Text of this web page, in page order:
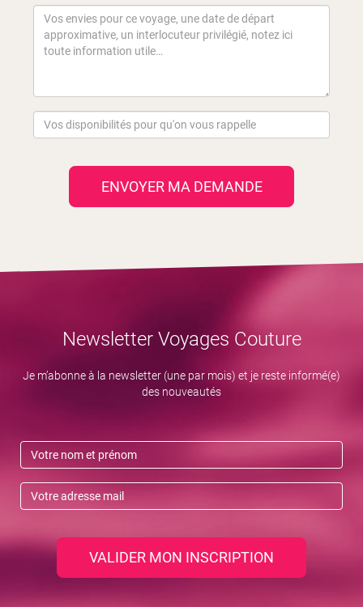
ENVOYER MA DEMANDE
Newsletter Voyages Couture
Je m’abonne à la newsletter (une par mois) et je reste informé(e)
des nouveautés
VALIDER MON INSCRIPTION